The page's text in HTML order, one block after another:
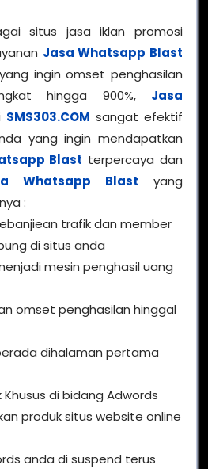
situs jasa iklan promosi
Jasa Whatsapp Blast
ingin omset penghasilan
hingga 900%, Jasa
SMS303.COM sangat efektif
yang ingin mendapatkan
Blast terpercaya dan
Whatsapp Blast yang
:
trafik dan member
di situs anda
mesin penghasil uang
omset penghasilan hinggal
dihalaman pertama
Khusus di bidang Adwords
produk situs website online
anda di suspend terus